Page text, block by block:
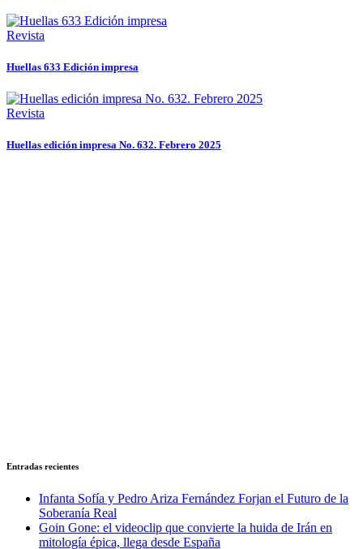
Revista
Huellas 633 Edición impresa
Revista
Huellas edición impresa No. 632. Febrero 2025
Entradas recientes
Infanta Sofía y Pedro Ariza Fernández Forjan el Futuro de la
Soberanía Real
Goin Gone: el videoclip que convierte la huida de Irán en
mitología épica, llega desde España